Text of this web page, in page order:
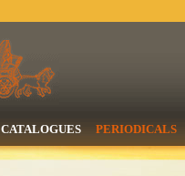
CATALOGUES PERIODICALS